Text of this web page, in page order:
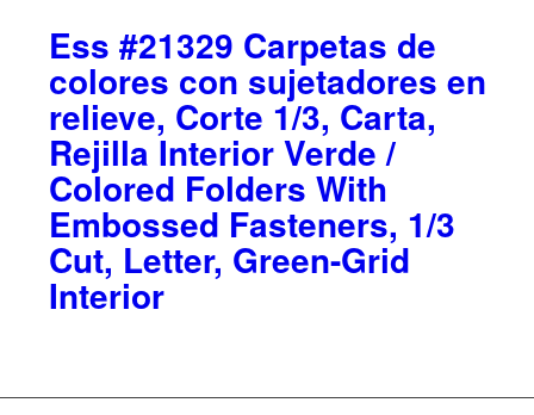
Ess #21329 Carpetas de
colores con sujetadores en
relieve, Corte 1/3, Carta,
Rejilla Interior Verde /
Colored Folders With
Embossed Fasteners, 1/3
Cut, Letter, Green-Grid
Interior